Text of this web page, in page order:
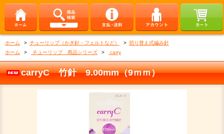
ホーム > チューリップ（かぎ針・フェルトなど） > 切り替え式編み針
ホーム
> チューリップ 商品シリーズ > carry
carryC 竹針 9.00mm（9ｍｍ）